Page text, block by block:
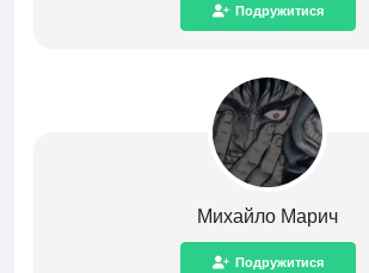
Подружитися
Михайло Марич
Подружитися